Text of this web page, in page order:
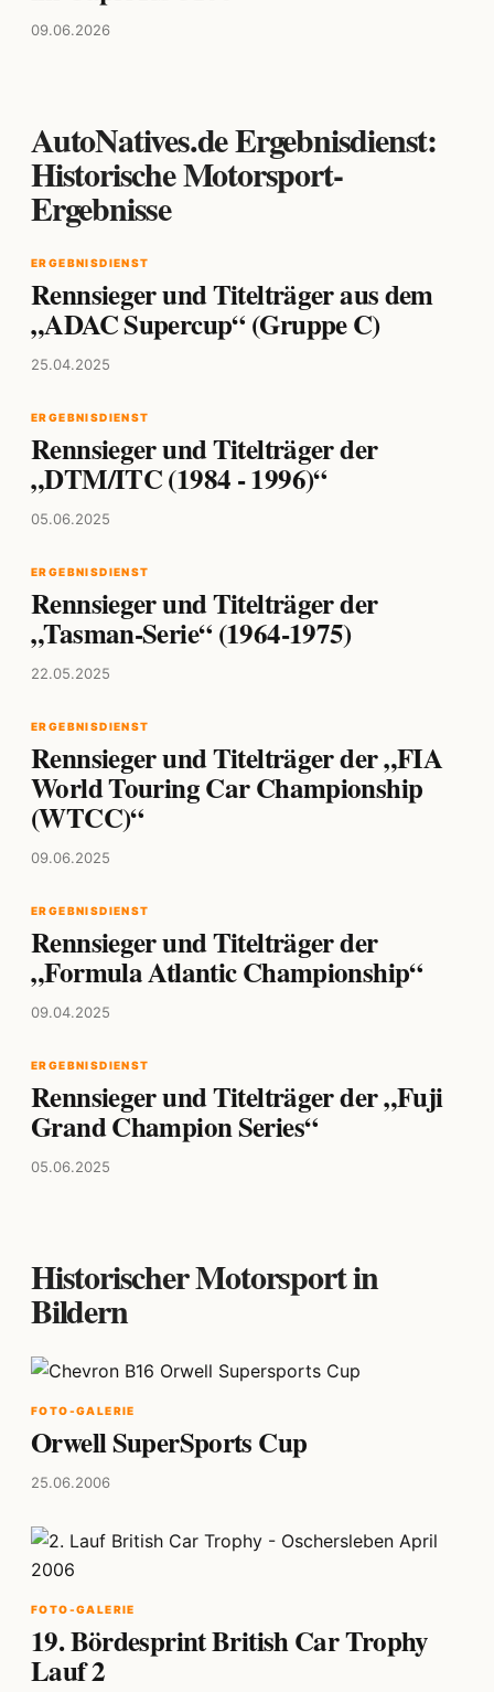
09.06.2026
AutoNatives.de Ergebnisdienst:
Historische Motorsport-
Ergebnisse
ERGEBNISDIENST
Rennsieger und Titelträger aus dem
„ADAC Supercup“ (Gruppe C)
25.04.2025
ERGEBNISDIENST
Rennsieger und Titelträger der
„DTM/ITC (1984 - 1996)“
05.06.2025
ERGEBNISDIENST
Rennsieger und Titelträger der
„Tasman-Serie“ (1964-1975)
22.05.2025
ERGEBNISDIENST
Rennsieger und Titelträger der „FIA
World Touring Car Championship
(WTCC)“
09.06.2025
ERGEBNISDIENST
Rennsieger und Titelträger der
„Formula Atlantic Championship“
09.04.2025
ERGEBNISDIENST
Rennsieger und Titelträger der „Fuji
Grand Champion Series“
05.06.2025
Historischer Motorsport in
Bildern
FOTO-GALERIE
Orwell SuperSports Cup
25.06.2006
FOTO-GALERIE
19. Bördesprint British Car Trophy
Lauf 2